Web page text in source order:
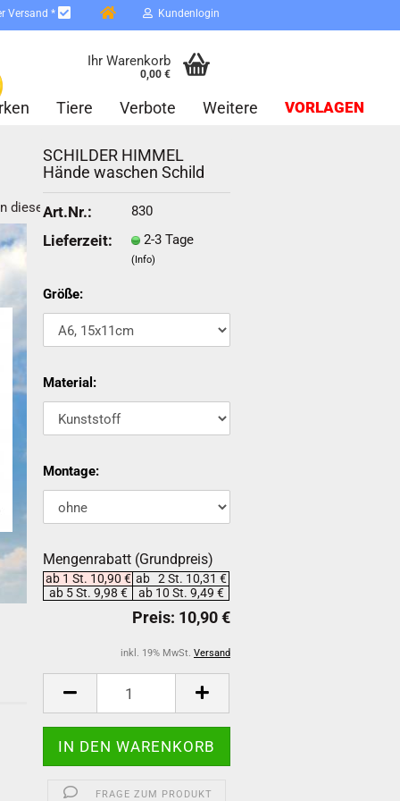
Versand * Kundenlogin
vergessen?
Schnelle Anmeldung mit
Ihr Warenkorb
0,00 €
Tiere Verbote VORLAGEN
Weitere
dieser Kategorie
SCHILDER HIMMEL
Hände waschen Schild
Art.Nr.: 830
Lieferzeit: 2-3 Tage
(Info)
Größe:
Material:
Montage:
Mengenrabatt (Grundpreis)
ab 1 St. 10,90 € ab 2 St. 10,31 €
ab 5 St. 9,98 €
ab 10 St. 9,49 €
inkl. 19% MwSt. Versand
FRAGE ZUM PRODUKT